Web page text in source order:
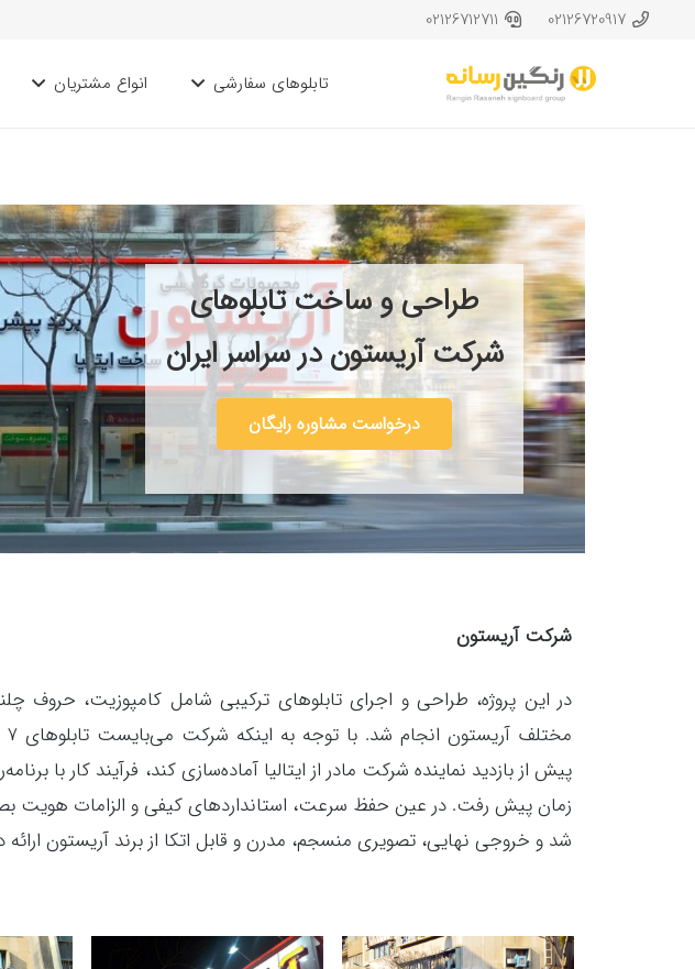
02126720917
02126712711
تابلوهای سفارشی انواع مشتریان
طراحی و ساخت تابلوهای
شرکت آریستون در سراسر ایران
درخواست مشاوره رایگان
شرکت آریستون
در این پروژه، طراحی و اجرای تابلوهای ترکیبی شامل کامپوزیت، حروف
پیش از بازدید نماینده شرکت مادر از ایتالیا آماده‌سازی کند، فرآیند کار با
زمان پیش رفت. در عین حفظ سرعت، استانداردهای کیفی و الزامات هویت
شد و خروجی نهایی، تصویری منسجم، مدرن و قابل اتکا از برند آریستون ارائه